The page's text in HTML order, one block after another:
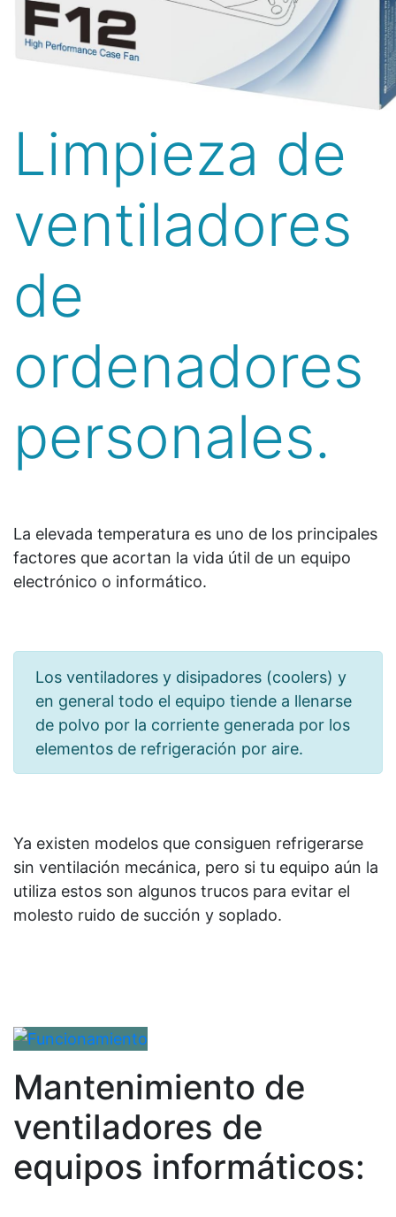
Limpieza de
ventiladores
de
ordenadores
personales.
La elevada temperatura es uno de los principales
factores que acortan la vida útil de un equipo
electrónico o informático.
Los ventiladores y disipadores (coolers) y
en general todo el equipo tiende a llenarse
de polvo por la corriente generada por los
elementos de refrigeración por aire.
Ya existen modelos que consiguen refrigerarse
sin ventilación mecánica, pero si tu equipo aún la
utiliza estos son algunos trucos para evitar el
molesto ruido de succión y soplado.
Mantenimiento de
ventiladores de
equipos informáticos: